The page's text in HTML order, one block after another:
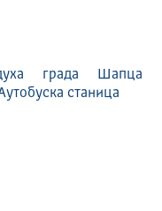
града Шапца
станица